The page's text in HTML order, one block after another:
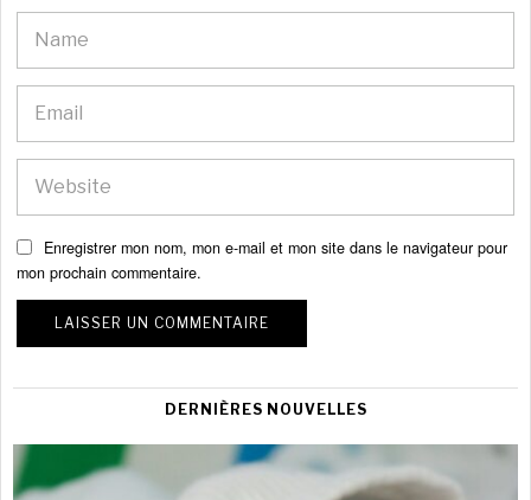
Enregistrer mon nom, mon e-mail et mon site dans le navigateur pour
mon prochain commentaire.
DERNIÈRES NOUVELLES